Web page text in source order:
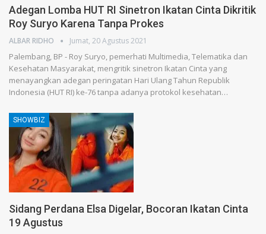
Adegan Lomba HUT RI Sinetron Ikatan Cinta Dikritik
Roy Suryo Karena Tanpa Prokes
ALBAR RIDHO Jumat, 20 Agustus 2021
Palembang, BP - Roy Suryo, pemerhati Multimedia, Telematika dan
Kesehatan Masyarakat, mengritik sinetron Ikatan Cinta yang
menayangkan adegan peringatan Hari Ulang Tahun Republik
Indonesia (HUT RI) ke-76 tanpa adanya protokol kesehatan…
SHOWBIZ
Sidang Perdana Elsa Digelar, Bocoran Ikatan Cinta
19 Agustus